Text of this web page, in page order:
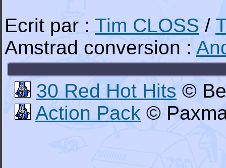
Ecrit par : Tim CLOSS /
Amstrad conversion :
30 Red Hot Hits ©
Action Pack ©